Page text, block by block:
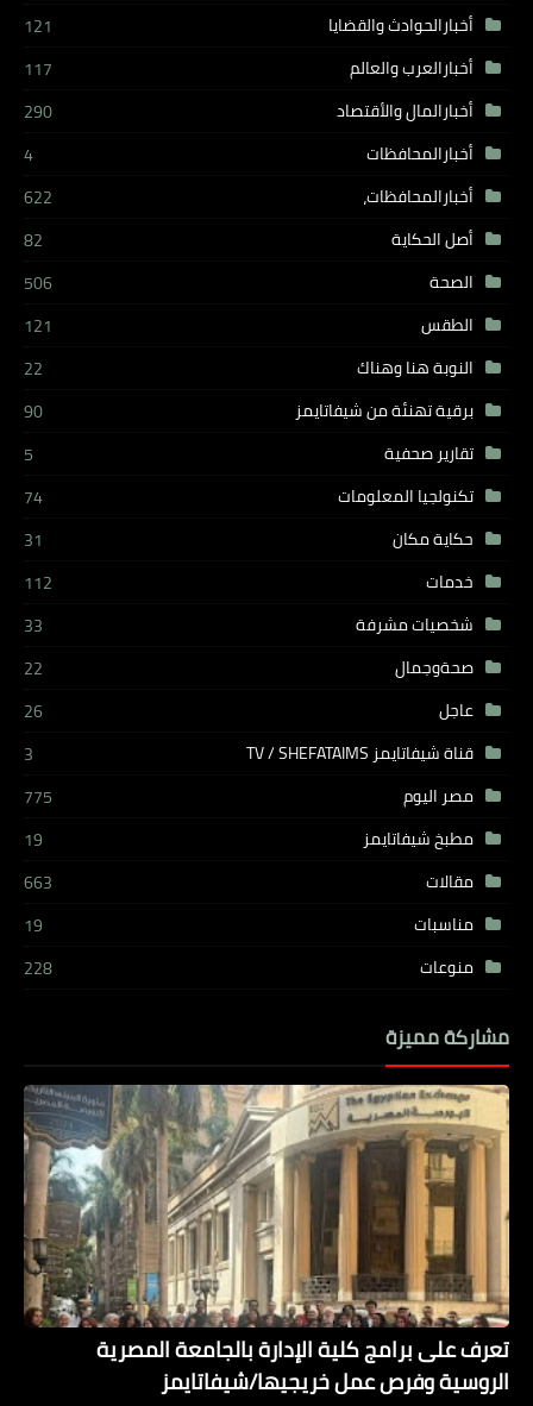
أخبارالحوادث والقضايا
121
أخبارالعرب والعالم
117
أخبارالمال والأقتصاد
290
أخبارالمحافظات
4
أخبارالمحافظات،
622
أصل الحكاية
82
الصحة
506
الطقس
121
النوبة هنا وهناك
22
برقية تهنئة من شيفاتايمز
90
تقارير صحفية
5
تكنولجيا المعلومات
74
حكاية مكان
31
خدمات
112
شخصيات مشرفة
33
صحةوجمال
22
عاجل
26
قناة شيفاتايمز TV / SHEFATAIMS
3
مصر اليوم
775
مطبخ شيفاتايمز
19
مقالات
663
مناسبات
19
منوعات
228
مشاركة مميزة
تعرف على برامج كلية الإدارة بالجامعة المصرية
الروسية وفرص عمل خريجيها/شيفاتايمز